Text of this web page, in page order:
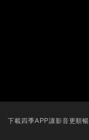
下載四季APP讓影音更順暢